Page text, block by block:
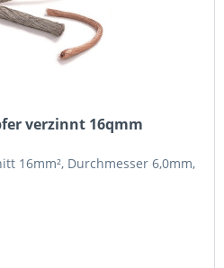
verzinnt 16qmm
16mm², Durchmesser 6,0mm,